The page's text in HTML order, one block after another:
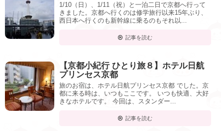
1/10（日）、1/11（祝）と一泊二日で京都へ行って
きました。京都へ行くのは修学旅行以来15年ぶり、
西日本へ行くのも新幹線に乗るのもそれ以...
記事を読む
【京都小紀行 ひとり旅８】ホテル日航
プリンセス京都
旅のお宿は、ホテル日航プリンセス京都 でした。京
都に来る時は、いつもここです。 いつも快適、大好
きなホテルです。 今回は、スタンダー...
記事を読む